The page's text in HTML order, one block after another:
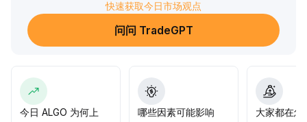
095美元区间，下方支撑关注0.
080–0
085美元。鲸鱼持仓与衍生品多头偏好强化中期信心，配合
快速获取今日市场观点
问问 TradeGPT
今日 ALGO 为何上
哪些因素可能影响
大家都在怎